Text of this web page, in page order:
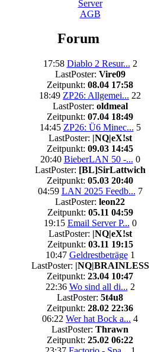
Server
AGB
Forum
17:58 Diablo 2 Resur... 2
LastPoster: Vire09
Zeitpunkt: 08.04 17:58
18:49 ZP26: Allgemei... 22
LastPoster: oldmeal
Zeitpunkt: 07.04 18:49
14:45 ZP26: Ü6 Minec... 5
LastPoster: |NQ|eX!st
Zeitpunkt: 09.03 14:45
20:40 BieberLAN 50 -... 0
LastPoster: [BL]SirLattwich
Zeitpunkt: 05.03 20:40
04:59 LAN 2025 Feedb... 7
LastPoster: leon22
Zeitpunkt: 05.11 04:59
19:15 Email Server P... 0
LastPoster: |NQ|eX!st
Zeitpunkt: 03.11 19:15
10:47 Geldrestbeträge 1
LastPoster: |NQ|BRAINLESS
Zeitpunkt: 23.04 10:47
22:36 Wo sind all di... 2
LastPoster: 5t4u8
Zeitpunkt: 28.02 22:36
06:22 Wer hat Bock a... 4
LastPoster: Thrawn
Zeitpunkt: 25.02 06:22